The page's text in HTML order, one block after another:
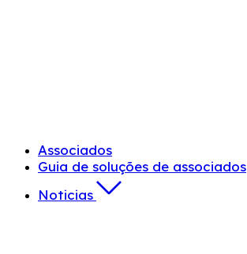
Associados
Guia de soluções de associados
Noticias